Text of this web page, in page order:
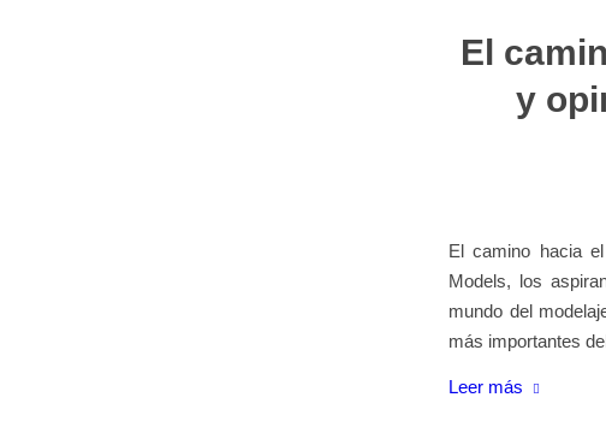
El
y
El camino hacia
Models, los
mundo del
más importantes
Leer más